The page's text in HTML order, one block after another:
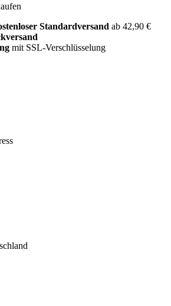
Standardversand ab 42,90 €
mit SSL-Verschlüsselung